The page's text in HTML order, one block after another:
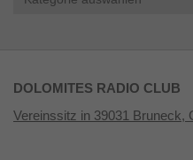
DOLOMITES RADIO CLUB
Vereinssitz in 39031 Bruneck,